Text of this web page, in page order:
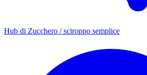
Hub di Zucchero / sciroppo semplice